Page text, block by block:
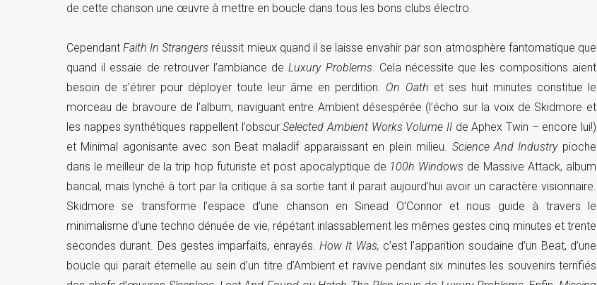
de cette chanson une œuvre à mettre en boucle dans tous les bons clubs électro.
CependantFaith In Strangers réussit mieux quand il se laisse envahir par son atmosphère fantomatique que
quand il essaie de retrouver l’ambiance deLuxury Problems . Cela nécessite que les compositions aient
besoin de s’étirer pour déployer toute leur âme en perdition. On Oath et ses huit minutes constitue le
morceau de bravoure de l’album, naviguant entre Ambient désespérée (l’écho sur la voix de Skidmore et
les nappes synthétiques rappellent l’obscurSelected Ambient Works Volume IIde Aphex Twin – encore lui!)
et Minimal agonisante avec son Beat maladif apparaissant en plein milieu. Science And Industrypioche
dans le meilleur de la trip hop futuriste et post apocalyptique de 100h Windows de Massive Attack, album
bancal, mais lynché à tort par la critique à sa sortie tant il parait aujourd’hui avoir un caractère visionnaire.
Skidmore se transforme l’espace d’une chanson en Sinead O’Connor et nous guide à travers le
minimalisme d’une techno dénuée de vie, répétant inlassablement les mêmes gestes cinq minutes et trente
secondes durant. Des gestes imparfaits, enrayés.How It Was, c’est l’apparition soudaine d’un Beat, d’une
boucle qui parait éternelle au sein d’un titre d’Ambient et ravive pendant six minutes les souvenirs terrifiés